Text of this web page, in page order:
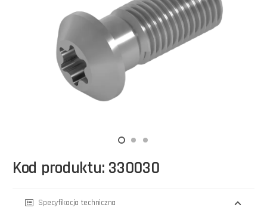
Kod produktu: 330030
Specyfikacja techniczna